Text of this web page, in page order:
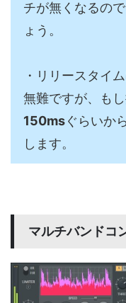
チが無くなるの
ょう。
・リリースタイ
無難ですが、も
150msぐらいか
します。
マルチバンドコ